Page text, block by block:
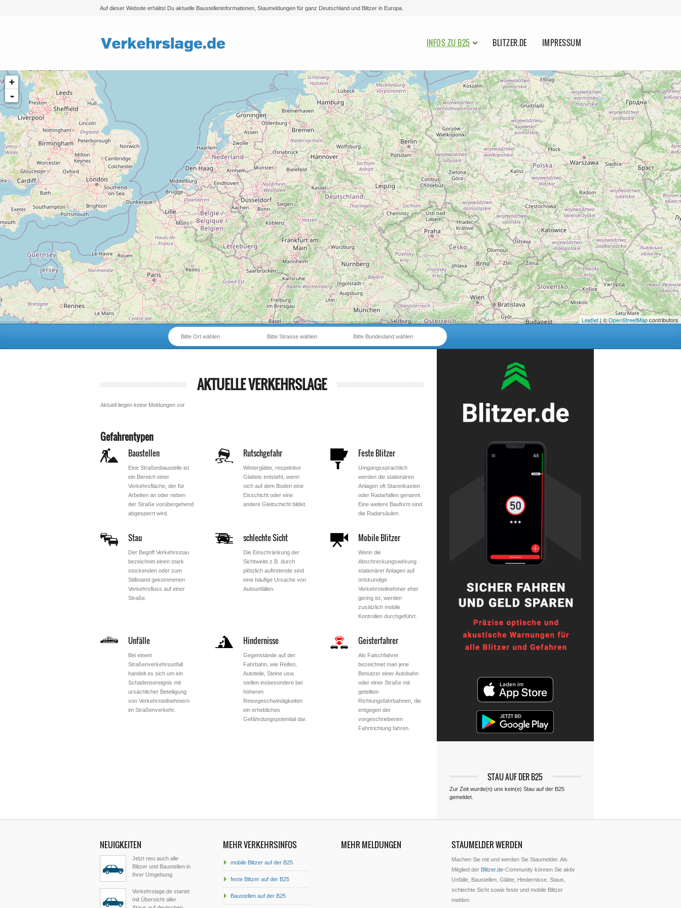
Auf dieser Website erhältst Du aktuelle Baustelleninformationen, Staumeldungen für ganz Deutschland und Blitzer in Europa.
Bitte auswählen
INFOS ZU B25 BLITZER.DE IMPRESSUM
+
-
Leaflet| ©OpenStreetMapcontributors
Bitte Bundesland wählen
Bitte Strasse wählen
Bitte Ort wählen
AKTUELLE VERKEHRSLAGE
Aktuell liegen keine Meldungen vor
Gefahrentypen
Baustellen
Eine Straßenbaustelle ist
ein Bereich einer
Verkehrsfläche, der für
Arbeiten an oder neben
der Straße vorübergehend
abgesperrt wird.
Rutschgefahr
Winterglätte, respektive
Glatteis entsteht, wenn
sich auf dem Boden eine
Eisschicht oder eine
andere Gleitschicht bildet.
Feste Blitzer
Umgangssprachlich
werden die stationären
Anlagen oft Starenkasten
oder Radarfallen genannt.
Eine weitere Bauform sind
die Radarsäulen.
Stau
Der Begriff Verkehrsstau
bezeichnet einen stark
stockenden oder zum
Stillstand gekommenen
Verkehrsfluss auf einer
Straße.
schlechte Sicht
Die Einschränkung der
Sichtweite z.B. durch
plötzlich auftretende sind
eine häufige Ursache von
Autounfällen.
Mobile Blitzer
Wenn die
Abschreckungswirkung
stationärer Anlagen auf
ortskundige
Verkehrsteilnehmer eher
gering ist, werden
zusätzlich mobile
Kontrollen durchgeführt.
Unfälle
Bei einem
Straßenverkehrsunfall
handelt es sich um ein
Schadensereignis mit
ursächlicher Beteiligung
von Verkehrsteilnehmern
im Straßenverkehr.
Hindernisse
Gegenstände auf der
Fahrbahn, wie Reifen,
Autoteile, Steine usw.
stellen insbesondere bei
höheren
Reisegeschwindigkeiten
ein erhebliches
Gefährdungspotential dar.
Geisterfahrer
Als Falschfahrer
bezeichnet man jene
Benutzer einer Autobahn
oder einer Straße mit
geteilten
Richtungsfahrbahnen, die
entgegen der
vorgeschriebenen
Fahrtrichtung fahren.
STAU AUF DER B25
Zur Zeit wurde(n) uns kein(e) Stau auf der B25
gemeldet.
NEUIGKEITEN
Jetzt neu auch alle
Blitzer und Baustellen in
Ihrer Umgebung
Verkehrslage.de startet
mit Übersicht aller
MEHR VERKEHRSINFOS
mobile Blitzer auf der B25
feste Blitzer auf der B25
Baustellen auf der B25
MEHR MELDUNGEN STAUMELDER WERDEN
Machen Sie mit und werden Sie Staumelder. Als
Mitglied der Blitzer.de-Community können Sie aktiv
Unfälle, Baustellen, Glätte, Hindernisse, Staus,
schlechte Sicht sowie feste und mobile Blitzer
melden.